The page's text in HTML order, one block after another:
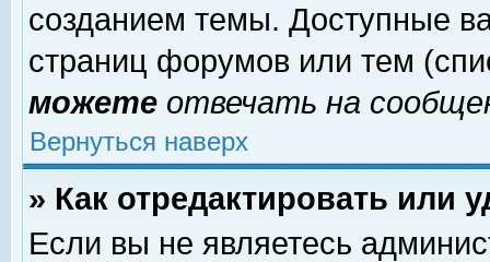
созданием темы. Доступные
страниц форумов или тем
можете отвечать на
Вернуться наверх
» Как отредактировать или
Если вы не являетесь